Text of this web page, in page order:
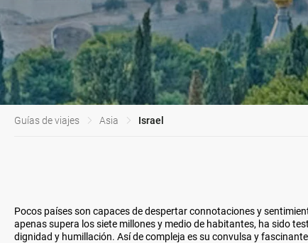
Guías de viajes Asia Israel
Pocos países son capaces de despertar connotaciones y
apenas supera los siete millones y medio de habitantes, ha sido
dignidad y humillación. Así de compleja es su convulsa y